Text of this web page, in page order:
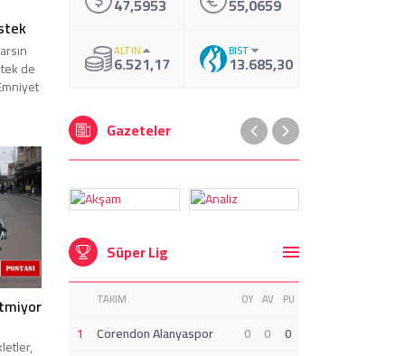
de
ALTIN
6.521,17 BIST
13.685,30
Gazeteler
Süper Lig
TAKIM OY AV PU
1 Corendon Alanyaspor 0 0
0